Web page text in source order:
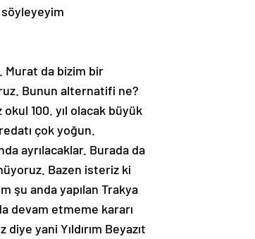
Murat da bizim bir
Bunun alternatifi ne?
100. yıl olacak büyük
çok yoğun.
ayrılacaklar. Burada da
Bazen isteriz ki
şu anda yapılan Trakya
devam etmeme kararı
yani Yıldırım Beyazıt